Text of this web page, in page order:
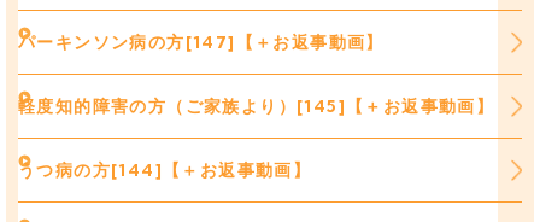
パーキンソン病の方[147]【＋お返事動画】
軽度知的障害の方（ご家族より）[145]【＋お返事動画】
うつ病の方[144]【＋お返事動画】